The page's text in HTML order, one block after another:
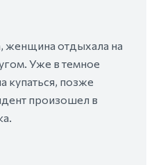
женщина отдыхала на
Уже в темное
купаться, позже
произошел в